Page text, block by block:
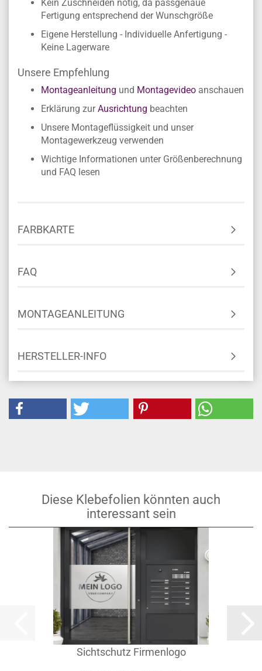
Kein Zuschneiden nötig, da passgenaue
Fertigung entsprechend der Wunschgröße
Eigene Herstellung - Individuelle Anfertigung -
Keine Lagerware
Unsere Empfehlung
Montageanleitung und Montagevideo anschauen
Erklärung zurAusrichtung beachten
Unsere Montageflüssigkeit und unser
Montagewerkzeug verwenden
Wichtige Informationen unter Größenberechnung
und FAQ lesen
FARBKARTE
FAQ
MONTAGEANLEITUNG
HERSTELLER-INFO
Diese Klebefolien könnten auch
interessant sein
Sichtschutz Firmenlogo